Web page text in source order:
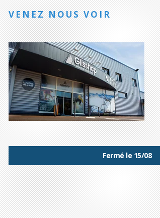
VENEZ NOUS VOIR
Fermé le 15/08